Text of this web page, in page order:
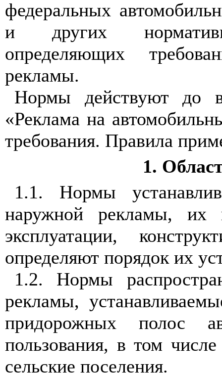
федеральных
и других
определяющих
рекламы.
Нормы действуют до
«Реклама на
требования. Правила
1.
1.1. Нормы
наружной рекламы, их
эксплуатации,
определяют порядок их
1.2. Нормы
рекламы,
придорожных полос
пользования, в том
сельские поселения.